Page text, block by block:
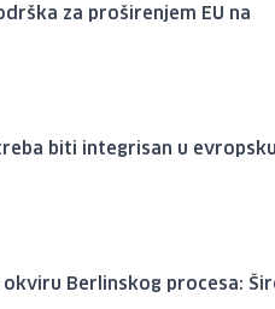
za proširenjem EU na
biti integrisan u
Berlinskog procesa: